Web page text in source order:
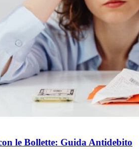
le Bollette: Guida Antidebito